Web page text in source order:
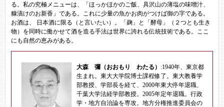
る。私の究極メニューは、「ほっかほかのご飯、具沢山の薄塩の味噌汁、
糠漬けのお新香」である。これに少量の魚かお肉がつけば御の字である。
お酒は、 日本酒に限る（と言いたい）。「麹」と「酵母」（２つとも生き
物）を同時に働かせて酒を造る手法は世界に誇れる伝統技術である。ここ
にも自然の恵みがある。
大森 彌（おおもり わたる） :1940年、東京都
生まれ。東大大学院博士課程修了。東大教養学
部教授、学部長を経て、2000年東大停年退職、
千葉大学法経学部教授。2005年定年退職。行政
学・地方自治論を専攻。地方分権推進委員会の